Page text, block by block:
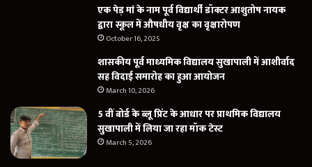
एक पेड़ मां के नाम पूर्व विद्यार्थी डॉक्टर आशुतोष नायक
द्वारा स्कूल में औषधीय वृक्ष का वृक्षारोपण
October 16, 2025
शासकीय पूर्व माध्यमिक विद्यालय सुखापाली में आशीर्वाद
सह विदाई समारोह का हुआ आयोजन
March 10, 2026
5 वीं बोर्ड के ब्लू प्रिंट के आधार पर प्राथमिक विद्यालय
सुखापाली में लिया जा रहा मॉक टेस्ट
March 5, 2026